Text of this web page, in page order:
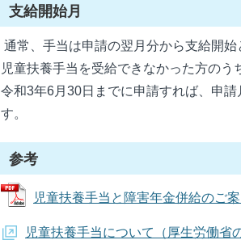
支給開始月
通常、手当は申請の翌月分から支給開
児童扶養手当を受給できなかった方のう
令和3年6月30日までに申請すれば、申
す。
参考
児童扶養手当と障害年金併給のご
児童扶養手当について（厚生労働省